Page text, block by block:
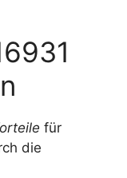
für
die